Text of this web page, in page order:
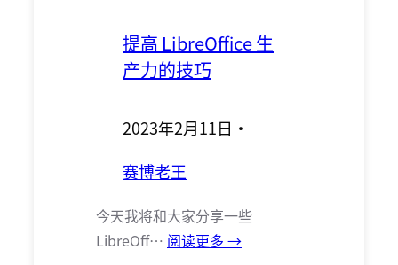
提高 LibreOffice 生
产力的技巧
2023年2月11日 ·
赛博老王
今天我将和大家分享一些
LibreOff… 阅读更多 →